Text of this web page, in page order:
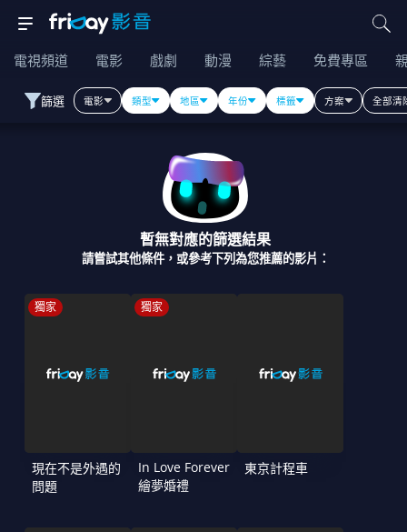
電視頻道 電影 戲劇 動漫 綜藝 免費專區
篩選 電影 類型 地區 年份 標籤 方案 全部清
暫無對應的篩選結果
請嘗試其他條件，或參考下列為您推薦的影片：
獨家
現在不是外遇的
問題
獨家
In Love Forever
繪夢婚禮
東京計程車